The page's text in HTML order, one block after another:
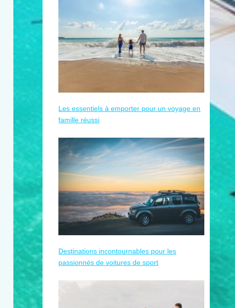
Les essentiels à emporter pour un voyage en
famille réussi
Destinations incontournables pour les
passionnés de voitures de sport